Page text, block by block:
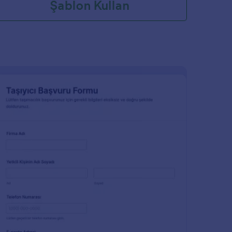
Şablon Kullan